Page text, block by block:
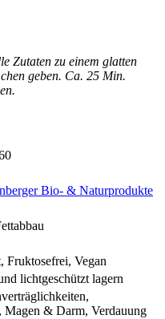
Zutaten zu einem glatten
geben. Ca. 25 Min.
Bio- & Naturprodukte
Fruktosefrei, Vegan
lichtgeschützt lagern
Magen & Darm, Verdauung